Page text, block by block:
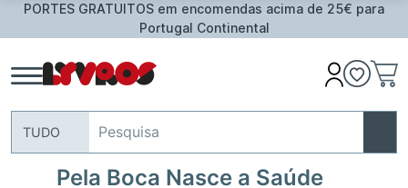
PORTES GRATUITOS em encomendas acima de 25€ para
Portugal Continental
TUDO
Pela Boca Nasce a Saúde